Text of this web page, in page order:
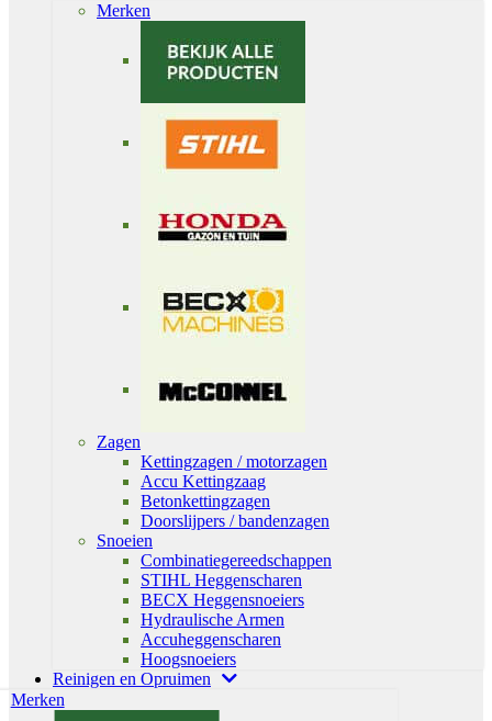
Merken
Zagen
Kettingzagen / motorzagen
Accu Kettingzaag
Betonkettingzagen
Doorslijpers / bandenzagen
Snoeien
Combinatiegereedschappen
STIHL Heggenscharen
BECX Heggensnoeiers
Hydraulische Armen
Accuheggenscharen
Hoogsnoeiers
Reinigen en Opruimen
Merken